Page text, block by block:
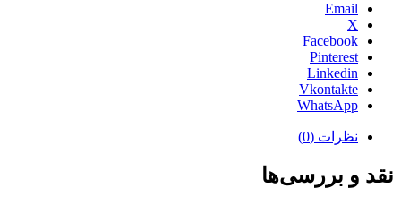
Email
X
Facebook
Pinterest
Linkedin
Vkontakte
WhatsApp
نظرات (0)
نقد و بررسی‌ها